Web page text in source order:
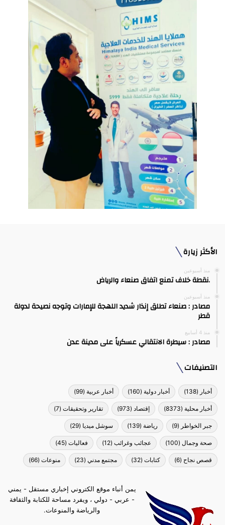
الأكثر زيارة
منذ أسبوعين
.نقطة خلاف تمنع اتفاق صنعاء والرياض
منذ أسبوعين
مصادر : صنعاء تطلق إنذار شديد اللهجة للإمارات وتوجه نصيحة لدولة
قطر
منذ 4 أسابيع
مصادر : سيطرة الانتقالي عسكرياً على مدينة عدن
التصنيفات
أخبار (138) أخبار دولية (160) أخبار عربية (99)
أخبار محلية (8373) إقتصاد (973) تقارير وتحقيقات (7)
جبر الخواطر (9) رياضة (139) سوشل ميديا (29)
صحة وجمال (100) عجائب وغرائب (12) فعاليات (45)
قصص نجاح (6) كتابات (32) مجتمع مدني (23) منوعات (66)
يمن أنباء موقع الكتروني إخباري مستقل - يمني
- عربي - دولي ، ويفرد مساحة للكتابة والثقافة
والرياضة والمنوعات.